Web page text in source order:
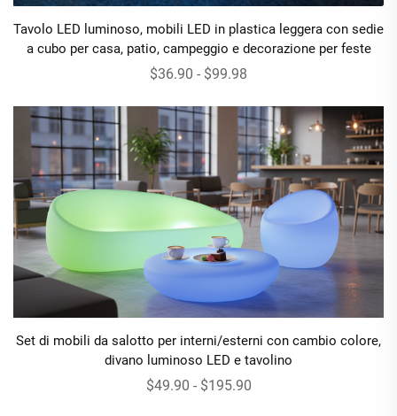
Tavolo LED luminoso, mobili LED in plastica leggera con sedie
a cubo per casa, patio, campeggio e decorazione per feste
$36.90 - $99.98
Set di mobili da salotto per interni/esterni con cambio colore,
divano luminoso LED e tavolino
$49.90 - $195.90